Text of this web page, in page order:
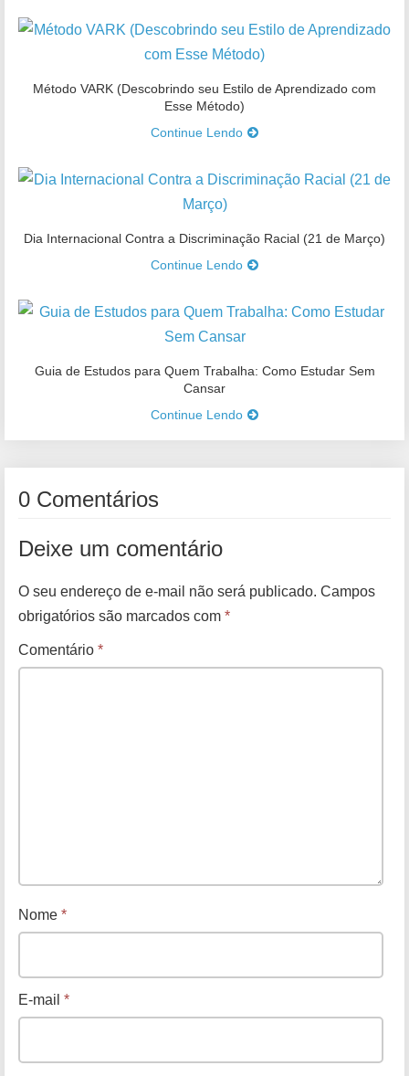
Método VARK (Descobrindo seu Estilo de Aprendizado com
Esse Método)
Continue Lendo
Dia Internacional Contra a Discriminação Racial (21 de Março)
Continue Lendo
Guia de Estudos para Quem Trabalha: Como Estudar Sem
Cansar
Continue Lendo
0 Comentários
Deixe um comentário
O seu endereço de e-mail não será publicado. Campos
obrigatórios são marcados com *
Comentário *
Nome *
E-mail *